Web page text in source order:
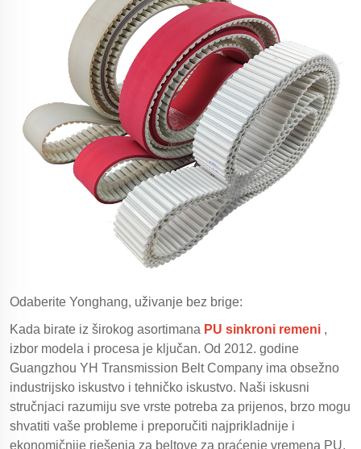
Odaberite Yonghang, uživanje bez brige:
Kada birate iz širokog asortimana PU sinkroni remeni ,
izbor modela i procesa je ključan. Od 2012. godine
Guangzhou YH Transmission Belt Company ima obsežno
industrijsko iskustvo i tehničko iskustvo. Naši iskusni
stručnjaci razumiju sve vrste potreba za prijenos, brzo mogu
shvatiti vaše probleme i preporučiti najprikladnije i
ekonomičnije rješenja za beltove za praćenje vremena PU.